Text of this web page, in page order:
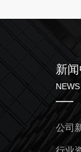
新
NEWS
公司